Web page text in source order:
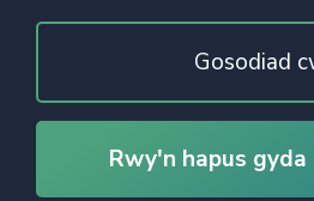
Gosodiad
Rwy'n hapus gyda
© Hawlfraint 2020. Cedwir Pob